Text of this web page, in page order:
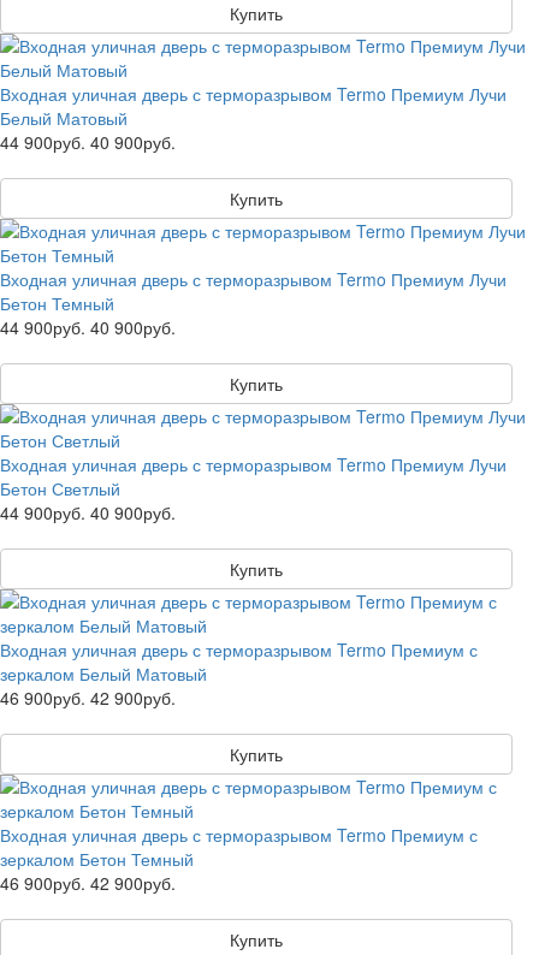
Купить
Входная уличная дверь с терморазрывом Termo Премиум Лучи
Белый Матовый
44 900руб. 40 900руб.
Купить
Входная уличная дверь с терморазрывом Termo Премиум Лучи
Бетон Темный
44 900руб. 40 900руб.
Купить
Входная уличная дверь с терморазрывом Termo Премиум Лучи
Бетон Светлый
44 900руб. 40 900руб.
Купить
Входная уличная дверь с терморазрывом Termo Премиум с
зеркалом Белый Матовый
46 900руб. 42 900руб.
Купить
Входная уличная дверь с терморазрывом Termo Премиум с
зеркалом Бетон Темный
46 900руб. 42 900руб.
Купить